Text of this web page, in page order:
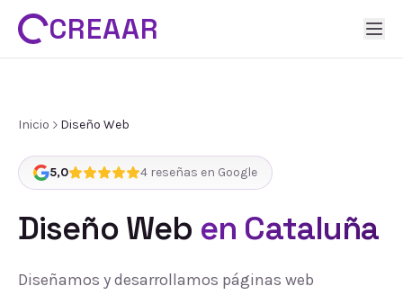
CREAAR
Inicio Diseño Web
5,0 4 reseñas en Google
Diseño Web en Cataluña
Diseñamos y desarrollamos páginas web